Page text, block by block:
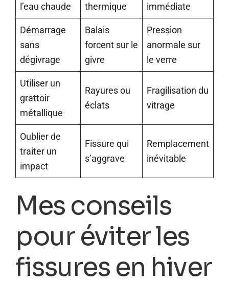
l’eau chaude
thermique
immédiate
Démarrage
sans
dégivrage
Balais
forcent sur le
givre
Pression
anormale sur
le verre
Utiliser un
grattoir
métallique
Rayures ou
éclats
Fragilisation du
vitrage
Oublier de
traiter un
impact
Fissure qui
s’aggrave
Remplacement
inévitable
Mes conseils
pour éviter les
fissures en hiver